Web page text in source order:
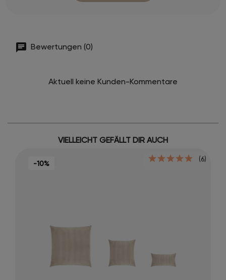
Bewertungen (0)
Aktuell keine Kunden-Kommentare
VIELLEICHT GEFÄLLT DIR AUCH
-10% (6)